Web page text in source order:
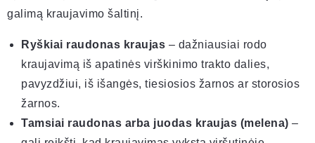
galimą kraujavimo šaltinį.
Ryškiai raudonas kraujas – dažniausiai rodo
kraujavimą iš apatinės virškinimo trakto dalies,
pavyzdžiui, iš išangės, tiesiosios žarnos ar storosios
žarnos.
Tamsiai raudonas arba juodas kraujas (melena) –